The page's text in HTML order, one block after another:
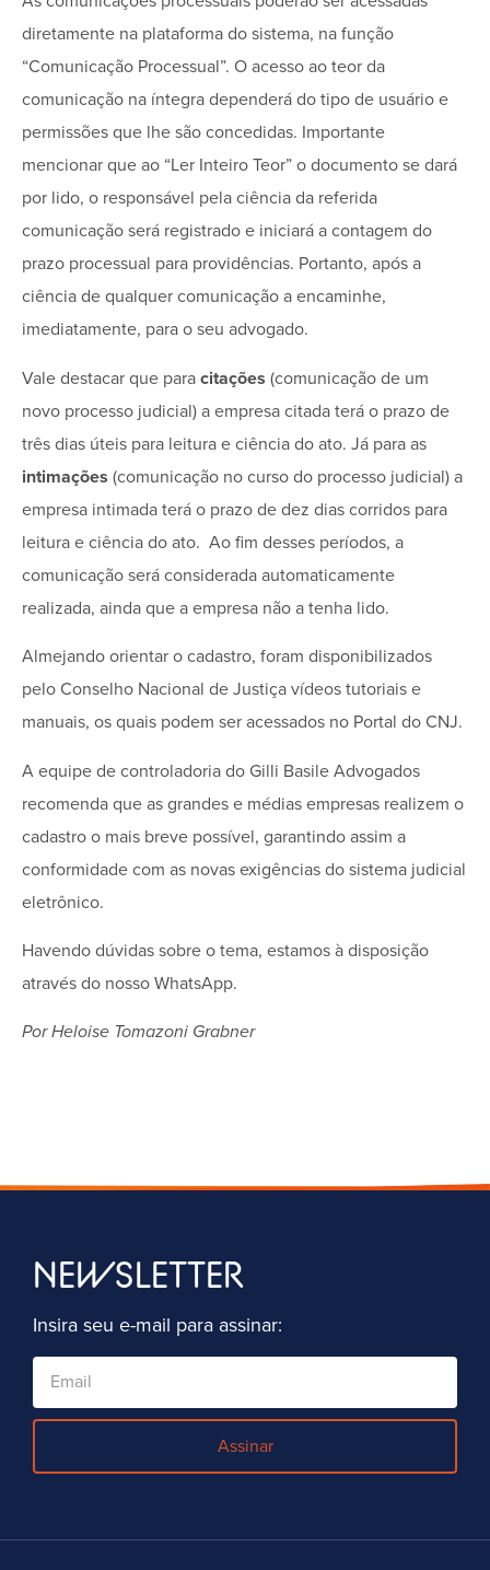
diretamente na plataforma do sistema, na função
“Comunicação Processual”. O acesso ao teor da
comunicação na íntegra dependerá do tipo de usuário e
permissões que lhe são concedidas. Importante
mencionar que ao “Ler Inteiro Teor” o documento se dará
por lido, o responsável pela ciência da referida
comunicação será registrado e iniciará a contagem do
prazo processual para providências. Portanto, após a
ciência de qualquer comunicação a encaminhe,
imediatamente, para o seu advogado.
Vale destacar que para citações (comunicação de um
novo processo judicial) a empresa citada terá o prazo de
três dias úteis para leitura e ciência do ato. Já para as
intimações (comunicação no curso do processo judicial) a
empresa intimada terá o prazo de dez dias corridos para
leitura e ciência do ato. Ao fim desses períodos, a
comunicação será considerada automaticamente
realizada, ainda que a empresa não a tenha lido.
Almejando orientar o cadastro, foram disponibilizados
pelo Conselho Nacional de Justiça vídeos tutoriais e
manuais, os quais podem ser acessados no Portal do CNJ.
A equipe de controladoria do Gilli Basile Advogados
recomenda que as grandes e médias empresas realizem o
cadastro o mais breve possível, garantindo assim a
conformidade com as novas exigências do sistema judicial
eletrônico.
Havendo dúvidas sobre o tema, estamos à disposição
através do nosso WhatsApp.
Por Heloise Tomazoni Grabner
NEWSLETTER
Insira seu e-mail para assinar:
Assinar